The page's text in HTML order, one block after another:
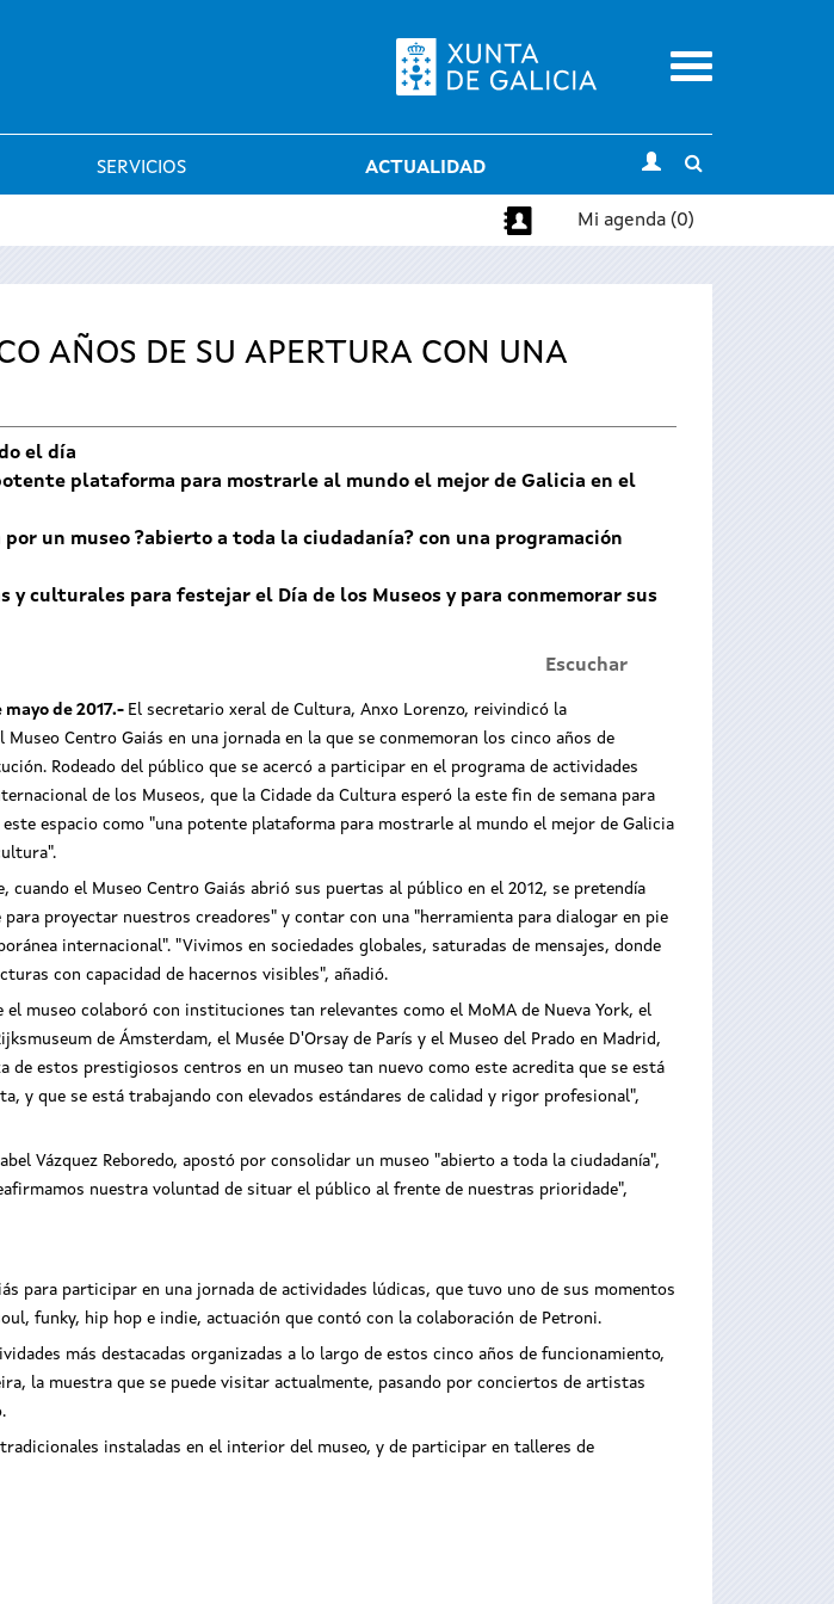
Menu
SERVICIOS ACTUALIDAD
search
Mi agenda (0)
AÑOS DE SU APERTURA CON UNA
el día
plataforma para mostrarle al mundo el mejor de Galicia en el
un museo ?abierto a toda la ciudadanía? con una programación
y culturales para festejar el Día de los Museos y para conmemorar sus
Escuchar
de 2017.- El secretario xeral de Cultura, Anxo Lorenzo, reivindicó la
Centro Gaiás en una jornada en la que se conmemoran los cinco años de
Rodeado del público que se acercó a participar en el programa de actividades
de los Museos, que la Cidade da Cultura esperó la este fin de semana para
espacio como "una potente plataforma para mostrarle al mundo el mejor de Galicia
cuando el Museo Centro Gaiás abrió sus puertas al público en el 2012, se pretendía
para proyectar nuestros creadores" y contar con una "herramienta para dialogar en pie
internacional". "Vivimos en sociedades globales, saturadas de mensajes, donde
con capacidad de hacernos visibles", añadió.
el museo colaboró con instituciones tan relevantes como el MoMA de Nueva York, el
de Ámsterdam, el Musée D'Orsay de París y el Museo del Prado en Madrid,
de estos prestigiosos centros en un museo tan nuevo como este acredita que se está
y que se está trabajando con elevados estándares de calidad y rigor profesional",
Vázquez Reboredo, apostó por consolidar un museo "abierto a toda la ciudadanía",
nuestra voluntad de situar el público al frente de nuestras prioridade",
para participar en una jornada de actividades lúdicas, que tuvo uno de sus momentos
funky, hip hop e indie, actuación que contó con la colaboración de Petroni.
más destacadas organizadas a lo largo de estos cinco años de funcionamiento,
la muestra que se puede visitar actualmente, pasando por conciertos de artistas
instaladas en el interior del museo, y de participar en talleres de